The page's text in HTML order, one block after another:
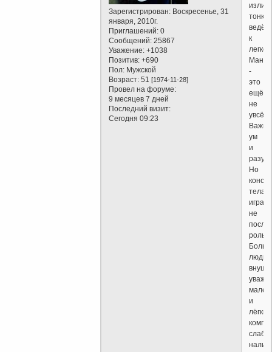
Зарегистрирован: Воскресенье, 31
января, 2010г.
Приглашений: 0
Сообщений: 25867
Уважение: +1038
Позитив: +690
Пол: Мужской
Возраст: 51[1974-11-28]
Провел на форуме:
9 месяцев 7 дней
Последний визит:
Сегодня 09:23
ведёт
к
-
это
ещё
не
увсё.
Важны
ум
и
разум.
Но
тела
играет
не
роль.
люди
и
лёгкие